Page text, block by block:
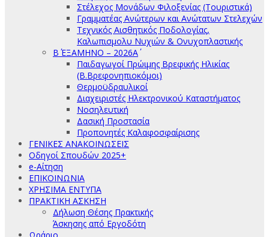
Στέλεχος Μονάδων Φιλοξενίας (Τουριστικά)
Γραμματέας Ανώτερων και Ανώτατων Στελεχών
Τεχνικός Αισθητικός Ποδολογίας,
Καλωπισμολυ Νυχιών & Ονυχοπλαστικής
Β΄ ΕΞΑΜΗΝΟ – 2026Α΄
Παιδαγωγοί Πρώιμης Βρεφικής Ηλικίας
(Β.Βρεφονηπιοκόμοι)
Θερμοϋδραυλικοί
Διαχειριστές Ηλεκτρονικού Καταστήματος
Νοσηλευτική
Δασική Προστασία
Προπονητές Καλαφοσφαίρισης
ΓΕΝΙΚΕΣ ΑΝΑΚΟΙΝΩΣΕΙΣ
Οδηγοί Σπουδών 2025+
e-Αίτηση
ΕΠΙΚΟΙΝΩΝΙΑ
ΧΡΗΣΙΜΑ ΕΝΤΥΠΑ
ΠΡΑΚΤΙΚΗ ΑΣΚΗΣΗ
Δήλωση Θέσης Πρακτικής
Άσκησης από Εργοδότη